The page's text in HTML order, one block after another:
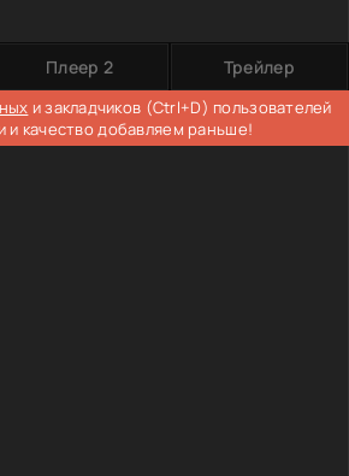
Плеер 2 Трейлер
и закладчиков (Ctrl+D) пользователей
и качество добавляем раньше!